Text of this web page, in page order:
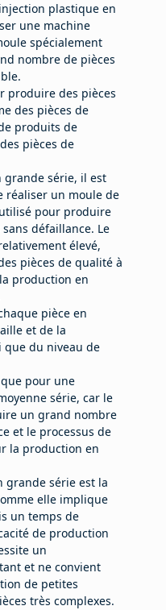
plastique en
une machine
spécialement
nombre de pièces
produire des pièces
des pièces de
produits de
pièces de
grande série, il est
réaliser un moule de
pour produire
défaillance. Le
élevé,
pièces de qualité à
production en
pièce en
et de la
que du niveau de
pour une
série, car le
un grand nombre
et le processus de
la production en
grande série est la
elle implique
un temps de
de production
un
et ne convient
de petites
très complexes.